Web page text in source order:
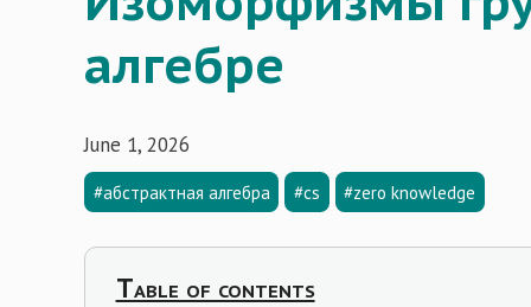
алгебре
June 1, 2026
#абстрактная алгебра #cs #zero knowledge
Table of contents